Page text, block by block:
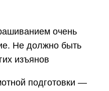
очень
Не должно быть
изъянов
подготовки —